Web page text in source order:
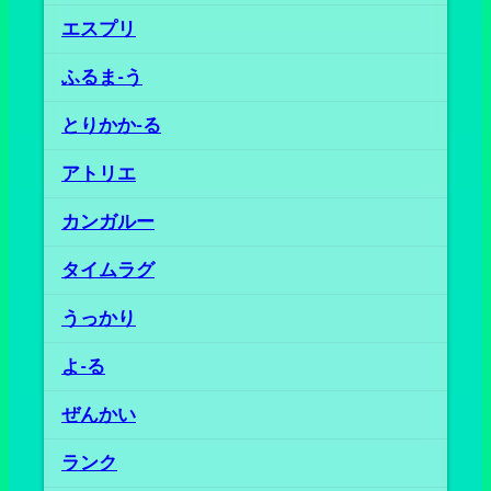
エスプリ
ふるま‐う
とりかか‐る
アトリエ
カンガルー
タイムラグ
うっかり
よ‐る
ぜんかい
ランク